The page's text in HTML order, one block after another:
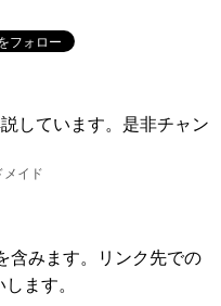
しています。是非チャン
含みます。リンク先での
ます。